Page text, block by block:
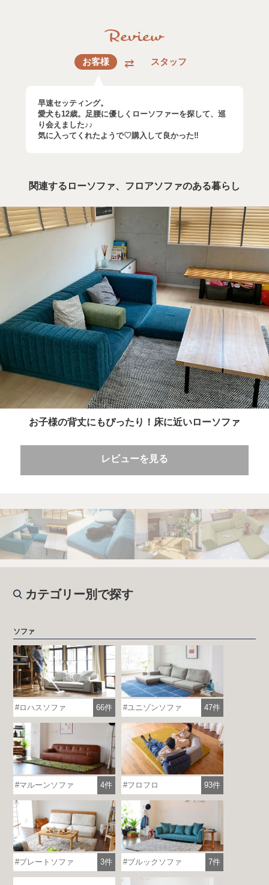
お客様 スタッフ
早速セッティング。
愛犬も12歳。足腰に優しくローソファーを探して、巡
り会えました♪♪
気に入ってくれたようで♡購入して良かった‼︎
関連するローソファ、フロアソファのある暮らし
お子様の背丈にもぴったり！床に近いローソファ
レビューを見る
カテゴリー別で探す
ソファ
ロハスソファ 66件 ユニゾンソファ 47件
マルーンソファ 4件 フロフロ 93件
プレートソファ 3件 ブルックソファ 7件